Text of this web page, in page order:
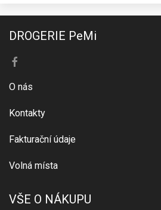
DROGERIE PeMi
O nás
Kontakty
Fakturační údaje
Volná místa
VŠE O NÁKUPU